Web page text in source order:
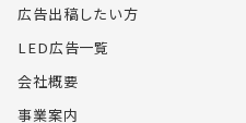
広告出稿したい方
LED広告一覧
会社概要
事業案内